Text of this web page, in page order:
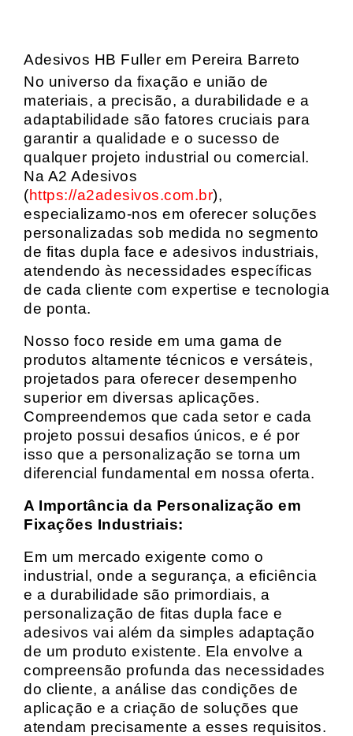
Adesivos HB Fuller em Pereira Barreto
No universo da fixação e união de
materiais, a precisão, a durabilidade e a
adaptabilidade são fatores cruciais para
garantir a qualidade e o sucesso de
qualquer projeto industrial ou comercial.
Na A2 Adesivos
(https://a2adesivos.com.br),
especializamo-nos em oferecer soluções
personalizadas sob medida no segmento
de fitas dupla face e adesivos industriais,
atendendo às necessidades específicas
de cada cliente com expertise e tecnologia
de ponta.
Nosso foco reside em uma gama de
produtos altamente técnicos e versáteis,
projetados para oferecer desempenho
superior em diversas aplicações.
Compreendemos que cada setor e cada
projeto possui desafios únicos, e é por
isso que a personalização se torna um
diferencial fundamental em nossa oferta.
A Importância da Personalização em
Fixações Industriais:
Em um mercado exigente como o
industrial, onde a segurança, a eficiência
e a durabilidade são primordiais, a
personalização de fitas dupla face e
adesivos vai além da simples adaptação
de um produto existente. Ela envolve a
compreensão profunda das necessidades
do cliente, a análise das condições de
aplicação e a criação de soluções que
atendam precisamente a esses requisitos.